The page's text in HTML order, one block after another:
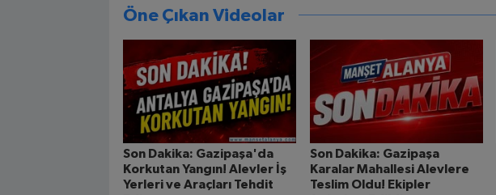
Öne Çıkan Videolar
Son Dakika: Gazipaşa'da
Korkutan Yangın! Alevler İş
Yerleri ve Araçları Tehdit
Son Dakika: Gazipaşa
Karalar Mahallesi Alevlere
Teslim Oldu! Ekipler